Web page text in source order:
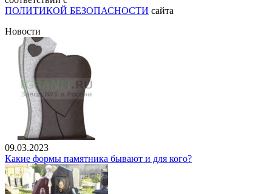
ПОЛИТИКОЙ БЕЗОПАСНОСТИ сайта
Новости
09.03.2023
Какие формы памятника бывают и для кого?